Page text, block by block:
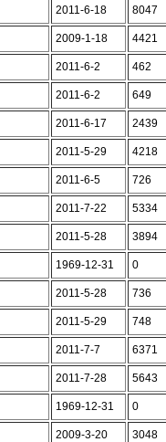
2011-6-18 8047
2009-1-18 4421
2011-6-2 462
2011-6-2 649
2011-6-17 2439
2011-5-29 4218
2011-6-5 726
2011-7-22 5334
2011-5-28 3894
1969-12-31 0
2011-5-28 736
2011-5-29 748
2011-7-7 6371
2011-7-28 5643
1969-12-31 0
2009-3-20 3048